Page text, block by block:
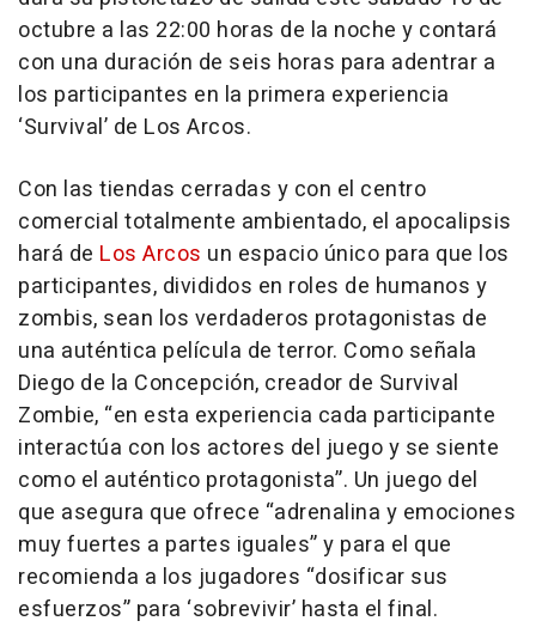
octubre a las 22:00 horas de la noche y contará
con una duración de seis horas para adentrar a
los participantes en la primera experiencia
‘Survival’ de Los Arcos.
Con las tiendas cerradas y con el centro
comercial totalmente ambientado, el apocalipsis
hará de Los Arcos un espacio único para que los
participantes, divididos en roles de humanos y
zombis, sean los verdaderos protagonistas de
una auténtica película de terror. Como señala
Diego de la Concepción, creador de Survival
Zombie, “en esta experiencia cada participante
interactúa con los actores del juego y se siente
como el auténtico protagonista”. Un juego del
que asegura que ofrece “adrenalina y emociones
muy fuertes a partes iguales” y para el que
recomienda a los jugadores “dosificar sus
esfuerzos” para ‘sobrevivir’ hasta el final.